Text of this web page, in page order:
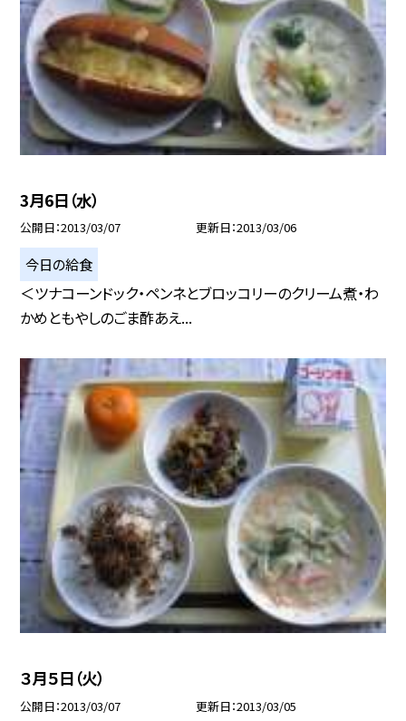
3月6日（水）
公開日 2013/03/07 更新日 2013/03/06
今日の給食
＜ツナコーンドック・ペンネとブロッコリーのクリーム煮・わ
かめともやしのごま酢あえ...
３月５日（火）
公開日 2013/03/07 更新日 2013/03/05